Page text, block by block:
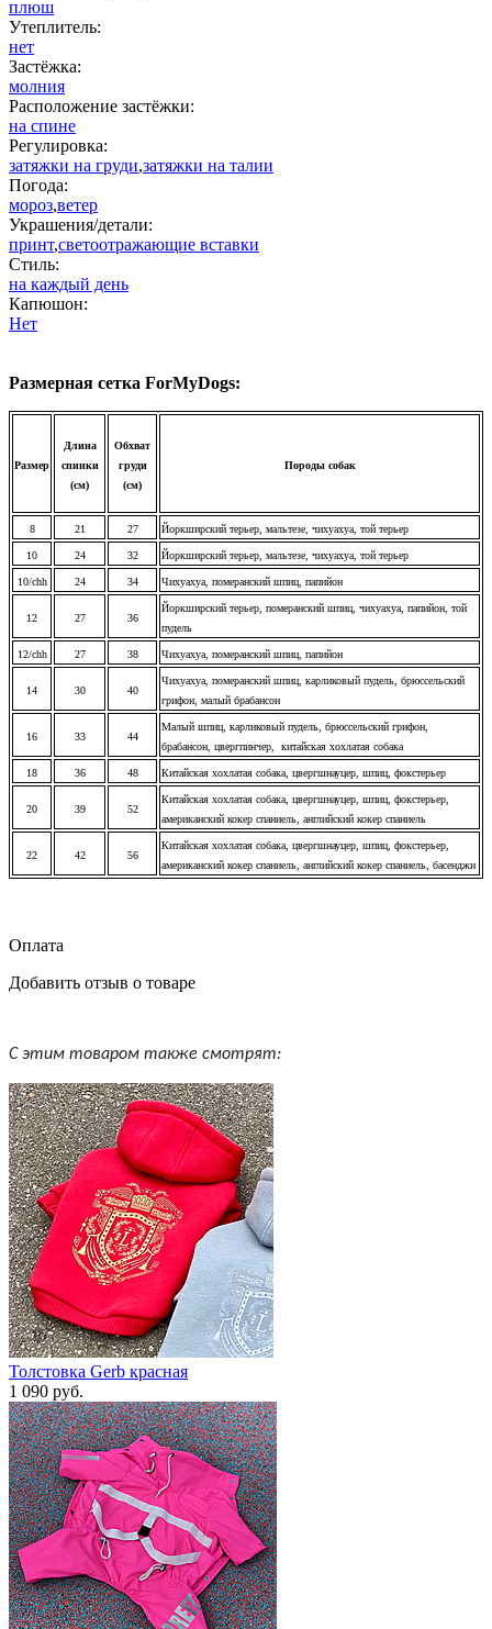
плюш
Утеплитель:
нет
Застёжка:
молния
Расположение застёжки:
на спине
Регулировка:
затяжки на груди,затяжки на талии
Погода:
мороз,ветер
Украшения/детали:
принт,светоотражающие вставки
Стиль:
на каждый день
Капюшон:
Нет
Размерная сетка ForMyDogs:
Размер
Длина
спинки
(см)
Обхват
груди
(см)
Породы собак
8 21 27 Йоркширский терьер, мальтезе, чихуахуа, той терьер
10 24 32 Йоркширский терьер, мальтезе, чихуахуа, той терьер
10/chh 24 34 Чихуахуа, померанский шпиц, папийон
12 27 36
Йоркширский терьер, померанский шпиц, чихуахуа, папийон, той
пудель
12/chh 27 38 Чихуахуа, померанский шпиц, папийон
14 30 40
Чихуахуа, померанский шпиц, карликовый пудель, брюссельский
грифон, малый брабансон
16 33 44
Малый шпиц, карликовый пудель, брюссельский грифон,
брабансон, цвергпинчер, китайская хохлатая собака
18 36 48 Китайская хохлатая собака, цвергшнауцер, шпиц, фокстерьер
20 39 52
Китайская хохлатая собака, цвергшнауцер, шпиц, фокстерьер,
американский кокер спаниель, английский кокер спаниель
22 42 56
Китайская хохлатая собака, цвергшнауцер, шпиц, фокстерьер,
американский кокер спаниель, английский кокер спаниель, басенджи
Оплата
Добавить отзыв о товаре
С этим товаром также смотрят:
Толстовка Gerb красная
1 090 руб.